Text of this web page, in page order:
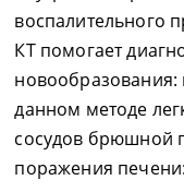
воспалительного
КТ помогает
данном методе
сосудов брюшной
поражения